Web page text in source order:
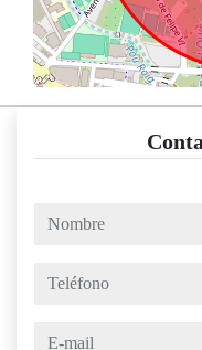
nombre
teléfono
e-mail